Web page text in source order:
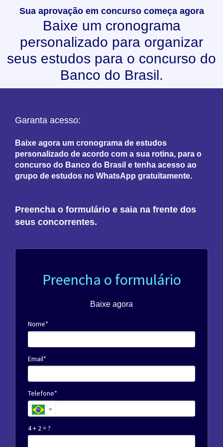
Sua aprovação em concurso começa agora
Baixe um cronograma
personalizado para organizar
seus estudos para o concurso do
Banco do Brasil.
Garanta acesso:
Baixe agora um cronograma de estudos
personalizado de acordo com a sua rotina, para o
concurso do Banco do Brasil e tenha acesso ao
grupo de estudos no WhatsApp gratuitamente.
Preencha o formulário e saia na frente dos
seus concorrentes.
Preencha o formulário
Baixe agora
Nome*
Email*
Telefone*
4 + 2 = ?